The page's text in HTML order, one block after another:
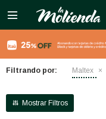

Filtrando por: Maltex